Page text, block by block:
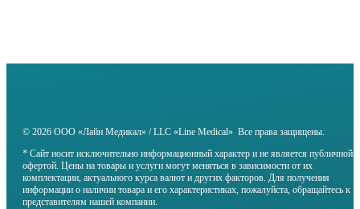
© 2026 ООО «Лайн Медикал» / LLC «Line Medical» Все права защищены.
* Сайт носит исключительно информационный характер и не является публичной
офертой. Цены на товары и услуги могут меняться в зависимости от их
комплектации, актуального курса валют и других факторов. Для получения
информации о наличии товара и его характеристиках, пожалуйста, обращайтесь к
представителям нашей компании.